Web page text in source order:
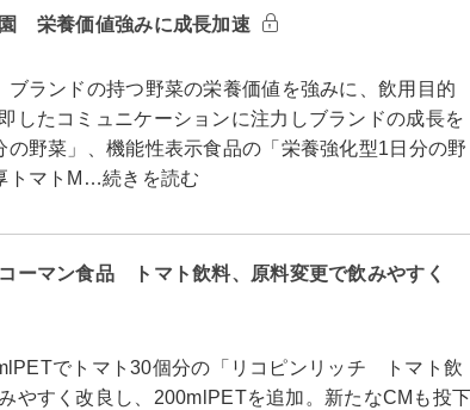
栄養価値強みに成長加速
ランドの持つ野菜の栄養価値を強みに、飲用目的
したコミュニケーションに注力しブランドの成長を
の野菜」、機能性表示食品の「栄養強化型1日分の野
マトM…続きを読む
ーマン食品 トマト飲料、原料変更で飲みやすく
でトマト30個分の「リコピンリッチ トマト飲
やすく改良し、200mlPETを追加。新たなCMも投下